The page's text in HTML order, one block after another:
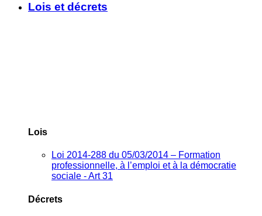
Lois et décrets
Lois
Loi 2014-288 du 05/03/2014 – Formation
professionnelle, à l’emploi et à la démocratie
sociale - Art 31
Décrets